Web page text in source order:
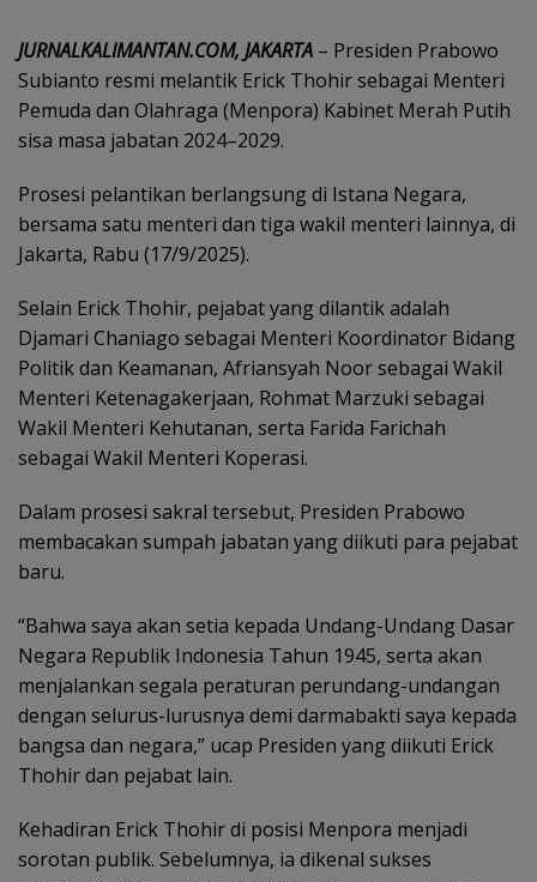
JURNALKALIMANTAN.COM, JAKARTA – Presiden Prabowo
Subianto resmi melantik Erick Thohir sebagai Menteri
Pemuda dan Olahraga (Menpora) Kabinet Merah Putih
sisa masa jabatan 2024–2029.
Prosesi pelantikan berlangsung di Istana Negara,
bersama satu menteri dan tiga wakil menteri lainnya, di
Jakarta, Rabu (17/9/2025).
Selain Erick Thohir, pejabat yang dilantik adalah
Djamari Chaniago sebagai Menteri Koordinator Bidang
Politik dan Keamanan, Afriansyah Noor sebagai Wakil
Menteri Ketenagakerjaan, Rohmat Marzuki sebagai
Wakil Menteri Kehutanan, serta Farida Farichah
sebagai Wakil Menteri Koperasi.
Dalam prosesi sakral tersebut, Presiden Prabowo
membacakan sumpah jabatan yang diikuti para pejabat
baru.
“Bahwa saya akan setia kepada Undang-Undang Dasar
Negara Republik Indonesia Tahun 1945, serta akan
menjalankan segala peraturan perundang-undangan
dengan selurus-lurusnya demi darmabakti saya kepada
bangsa dan negara,” ucap Presiden yang diikuti Erick
Thohir dan pejabat lain.
Kehadiran Erick Thohir di posisi Menpora menjadi
sorotan publik. Sebelumnya, ia dikenal sukses